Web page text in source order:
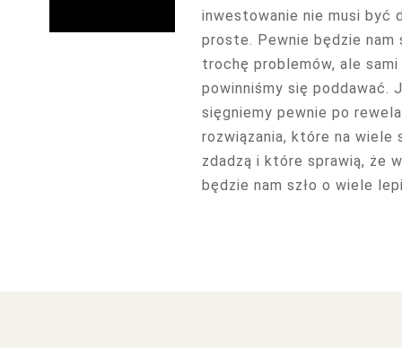
inwestowanie nie musi być
proste. Pewnie będzie nam
trochę problemów, ale sami
powinniśmy się poddawać.
sięgniemy pewnie po
rozwiązania, które na wiele
zdadzą i które sprawią, że
będzie nam szło o wiele